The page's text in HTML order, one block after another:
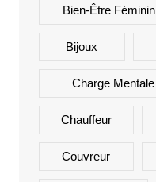
Bien-Être Féminin
Bijoux
Charge Mentale
Chauffeur
Couvreur